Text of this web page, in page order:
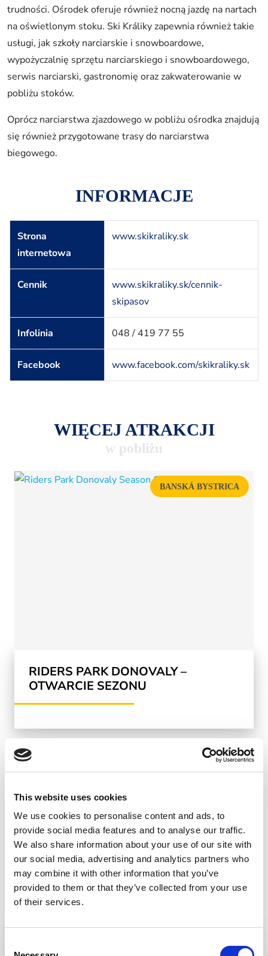
This website uses cookies
We use cookies to personalise content and ads, to
provide social media features and to analyse our traffic.
We also share information about your use of our site with
our social media, advertising and analytics partners who
may combine it with other information that you’ve
provided to them or that they’ve collected from your use
of their services.
trudności. Ośrodek oferuje również nocną jazdę na nartach
na oświetlonym stoku. Ski Králiky zapewnia również takie
usługi, jak szkoły narciarskie i snowboardowe,
wypożyczalnię sprzętu narciarskiego i snowboardowego,
serwis narciarski, gastronomię oraz zakwaterowanie w
pobliżu stoków.
Oprócz narciarstwa zjazdowego w pobliżu ośrodka znajdują
się również przygotowane trasy do narciarstwa
biegowego.
INFORMACJE
Strona
internetowa
www.skikraliky.sk
Cennik
www.skikraliky.sk/cennik-
skipasov
Infolinia 048 / 419 77 55
Facebook www.facebook.com/skikraliky.sk
WIĘCEJ ATRAKCJI
w pobliżu
BANSKÁ BYSTRICA
RIDERS PARK DONOVALY –
OTWARCIE SEZONU
BANSKÁ BYSTRICA